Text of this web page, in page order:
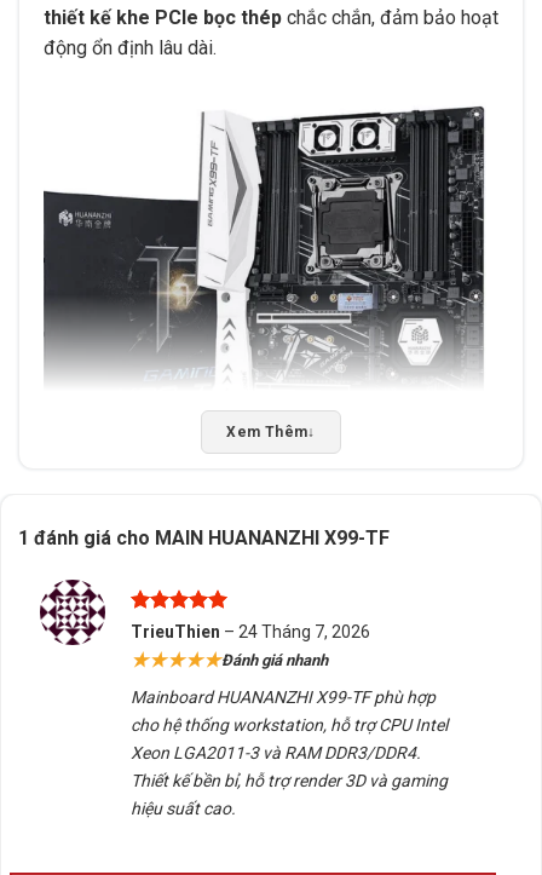
thiết kế khe PCIe bọc thép chắc chắn, đảm bảo hoạt
động ổn định lâu dài.
Ưu điểm nổi bật của Mainboard
HUANANZHI X99-TF
🔹 Hỗ trợ CPU Intel Xeon & Core i7 LGA2011-3
Tương thích với nhiều dòng CPU Intel Xeon E5 v3/v4
Core i7 Extreme Edition, cho khả năng xử lý
Tối ưu cho các tác vụ nặng như
Xem Thêm↓
1 đánh giá cho MAIN HUANANZHI X99-TF
Được xếp
hạng5
5
sao
TrieuThien – 24 Tháng 7, 2026
★★★★★Đánh giá nhanh
Mainboard HUANANZHI X99-TF phù hợp
cho hệ thống workstation, hỗ trợ CPU Intel
Xeon LGA2011-3 và RAM DDR3/DDR4.
Thiết kế bền bỉ, hỗ trợ render 3D và gaming
hiệu suất cao.